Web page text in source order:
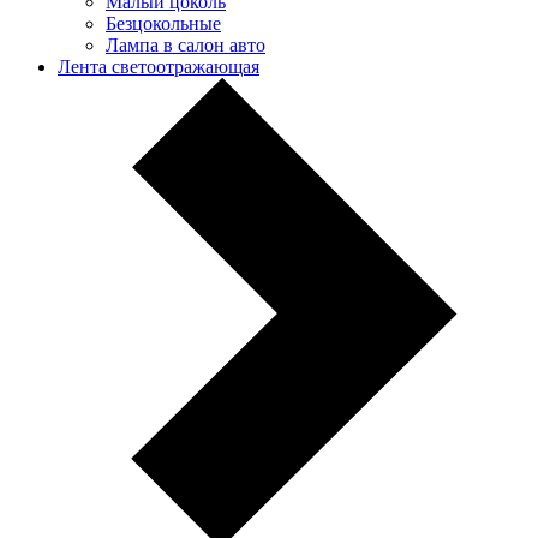
Безцокольные
Лампа в салон авто
Лента светоотражающая